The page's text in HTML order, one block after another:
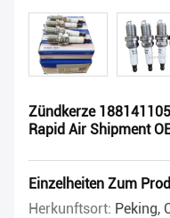
Zündkerze
Rapid Air Shipment
Einzelheiten Zum
Herkunftsort: Peking,